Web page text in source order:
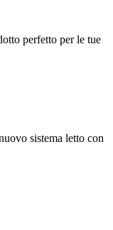
perfetto per le tue
sistema letto con